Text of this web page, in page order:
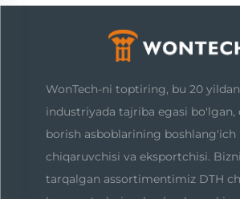
WonTech-ni toptiring, bu 20
industriyada tajriba egasi bo'lgan,
borish asboblarining boshlang'ich
chiqaruvchisi va eksportchisi.
tarqalgan assortimentimiz DTH